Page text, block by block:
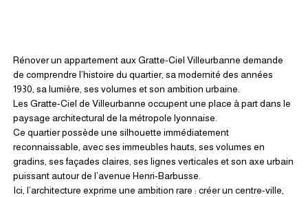
Rénover un appartement aux Gratte-Ciel Villeurbanne demande
de comprendre l’histoire du quartier, sa modernité des années
1930, sa lumière, ses volumes et son ambition urbaine.
Les Gratte-Ciel de Villeurbanne occupent une place à part dans le
paysage architectural de la métropole lyonnaise.
Ce quartier possède une silhouette immédiatement
reconnaissable, avec ses immeubles hauts, ses volumes en
gradins, ses façades claires, ses lignes verticales et son axe urbain
puissant autour de l’avenue Henri-Barbusse.
Ici, l’architecture exprime une ambition rare : créer un centre-ville,